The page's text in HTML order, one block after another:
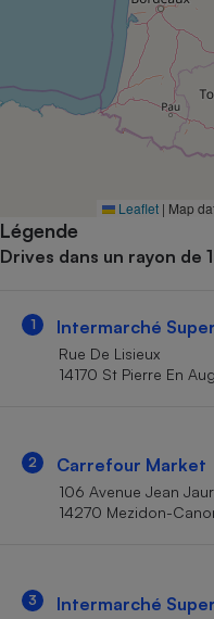
Leaflet | Map
Légende
Drives dans un rayon de
1 Intermarché Super
Rue De Lisieux
14170 St Pierre En
2 Carrefour Market
106 Avenue Jean
14270 Mezidon-
3 Intermarché Super